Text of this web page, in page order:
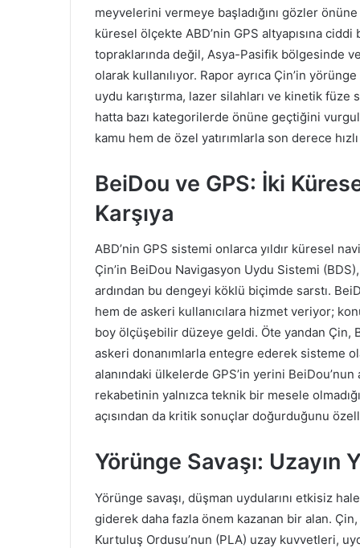
meyvelerini vermeye başladığını gözler
küresel ölçekte ABD’nin GPS altyapısına
topraklarında değil, Asya-Pasifik bölgesinde
olarak kullanılıyor. Rapor ayrıca Çin’in
uydu karıştırma, lazer silahları ve kinetik füze
hatta bazı kategorilerde önüne geçtiğini
kamu hem de özel yatırımlarla son derece
BeiDou ve GPS: İki
Karşıya
ABD’nin GPS sistemi onlarca yıldır küresel
Çin’in BeiDou Navigasyon Uydu Sistemi
ardından bu dengeyi köklü biçimde sarstı.
hem de askeri kullanıcılara hizmet veriyor;
boy ölçüşebilir düzeye geldi. Öte yandan Çin,
askeri donanımlarla entegre ederek sisteme
alanındaki ülkelerde GPS’in yerini
rekabetinin yalnızca teknik bir mesele
açısından da kritik sonuçlar doğurduğunu
Yörünge Savaşı: Uzayın
Yörünge savaşı, düşman uydularını etkisiz
giderek daha fazla önem kazanan bir alan. Çin,
Kurtuluş Ordusu’nun (PLA) uzay kuvvetleri,